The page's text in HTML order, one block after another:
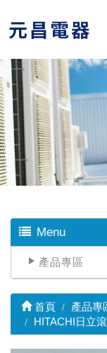
Menu
產品專區
首頁 產品專
HITACHI日立